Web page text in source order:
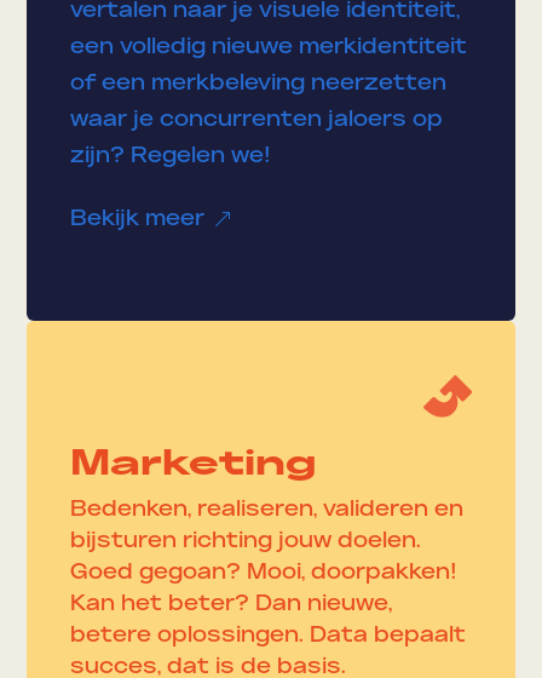
vertalen naar je visuele identiteit,
een volledig nieuwe merkidentiteit
of een merkbeleving neerzetten
waar je concurrenten jaloers op
zijn? Regelen we!
Bekijk meer &
Marketing
Bedenken, realiseren, valideren en
bijsturen richting jouw doelen.
Goed gegoan? Mooi, doorpakken!
Kan het beter? Dan nieuwe,
betere oplossingen. Data bepaalt
succes, dat is de basis.